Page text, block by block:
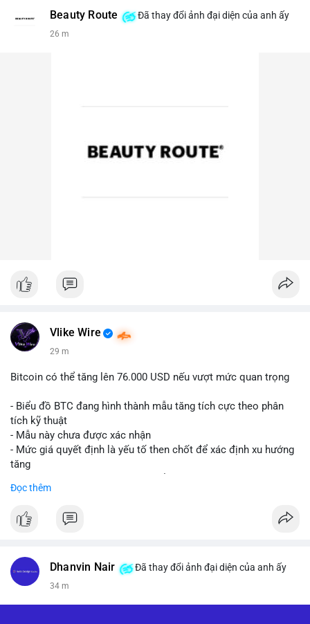
Beauty Route Đã thay đổi ảnh đại diện của anh ấy
26 m
Vlike Wire
29 m
Bitcoin có thể tăng lên 76.000 USD nếu vượt mức quan trọng
- Biểu đồ BTC đang hình thành mẫu tăng tích cực theo phân
tích kỹ thuật
- Mẫu này chưa được xác nhận
- Mức giá quyết định là yếu tố then chốt để xác định xu hướng
tăng
#vlikevn #titanbot
Đọc thêm
Dhanvin Nair Đã thay đổi ảnh đại diện của anh ấy
34 m